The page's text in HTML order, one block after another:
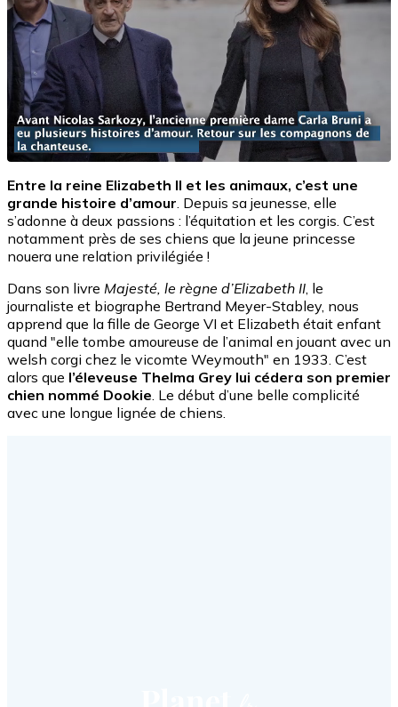
Entre la reine Elizabeth II et les animaux, c’est une
grande histoire d’amour . Depuis sa jeunesse, elle
s’adonne à deux passions : l’équitation et les corgis. C’est
notamment près de ses chiens que la jeune princesse
nouera une relation privilégiée !
Dans son livre Majesté, le règne d’Elizabeth II , le
journaliste et biographe Bertrand Meyer-Stabley, nous
apprend que la fille de George VI et Elizabeth était enfant
quand "elle tombe amoureuse de l’animal en jouant avec un
welsh corgi chez le vicomte Weymouth" en 1933. C’est
alors que l’éleveuse Thelma Grey lui cédera son premier
chien nommé Dookie . Le début d’une belle complicité
avec une longue lignée de chiens.